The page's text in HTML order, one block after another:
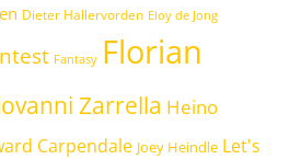
Dieter Hallervorden Eloy de Jong
Fantasy Florian
Zarrella Heino
Carpendale Joey Heindle Let's